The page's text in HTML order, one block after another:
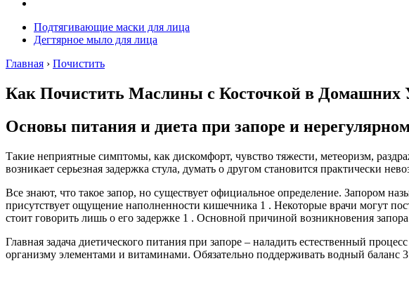
Подтягивающие маски для лица
Дегтярное мыло для лица
Главная › Почистить
Как Почистить Маслины с Косточкой в Домашних
Основы питания и диета при запоре и
Такие неприятные симптомы, как дискомфорт, чувство тяжести, метеоризм,
возникает серьезная задержка стула, думать о другом становится практически
Все знают, что такое запор, но существует официальное определение. Запором
присутствует ощущение наполненности кишечника 1 . Некоторые врачи могут
стоит говорить лишь о его задержке 1 . Основной причиной возникновения
Главная задача диетического питания при запоре – наладить естественный
организму элементами и витаминами. Обязательно поддерживать водный баланс